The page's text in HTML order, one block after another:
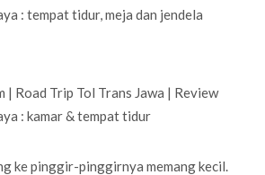
ke pinggir-pinggirnya memang kecil.